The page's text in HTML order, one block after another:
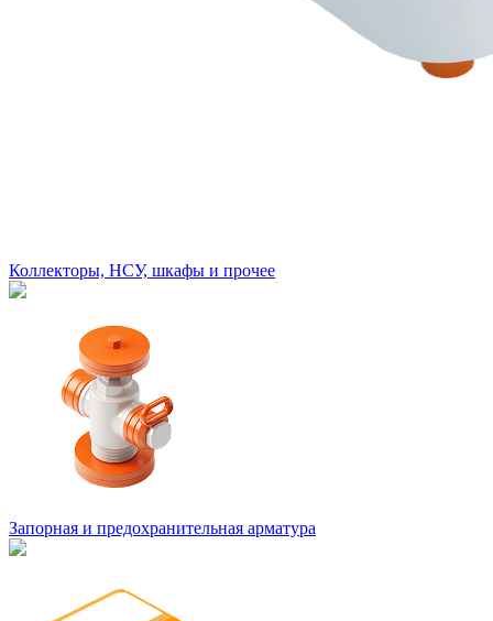
Коллекторы, НСУ, шкафы и прочее
Запорная и предохранительная арматура